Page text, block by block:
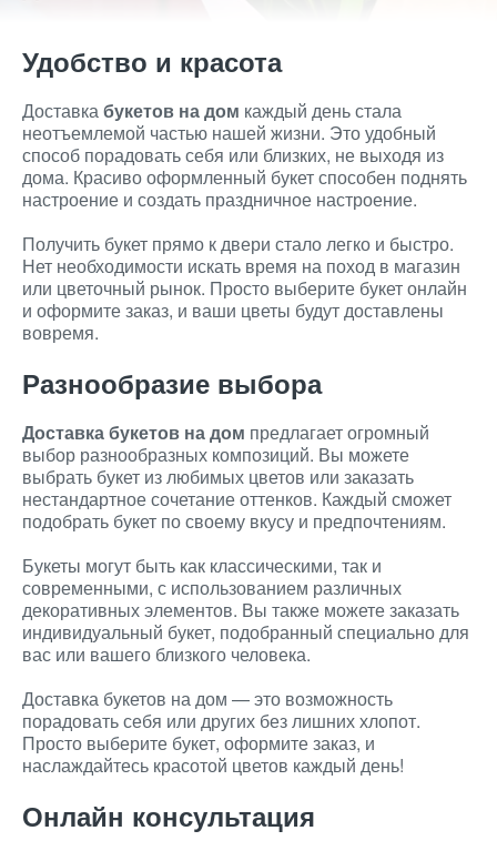
Удобство и красота
Доставкабукетов на дом каждый день стала
неотъемлемой частью нашей жизни. Это удобный
способ порадовать себя или близких, не выходя из
дома. Красиво оформленный букет способен поднять
настроение и создать праздничное настроение.
Получить букет прямо к двери стало легко и быстро.
Нет необходимости искать время на поход в магазин
или цветочный рынок. Просто выберите букет онлайн
и оформите заказ, и ваши цветы будут доставлены
вовремя.
Разнообразие выбора
Доставка букетов на дом предлагает огромный
выбор разнообразных композиций. Вы можете
выбрать букет из любимых цветов или заказать
нестандартное сочетание оттенков. Каждый сможет
подобрать букет по своему вкусу и предпочтениям.
Букеты могут быть как классическими, так и
современными, с использованием различных
декоративных элементов. Вы также можете заказать
индивидуальный букет, подобранный специально для
вас или вашего близкого человека.
Доставка букетов на дом — это возможность
порадовать себя или других без лишних хлопот.
Просто выберите букет, оформите заказ, и
наслаждайтесь красотой цветов каждый день!
Онлайн консультация